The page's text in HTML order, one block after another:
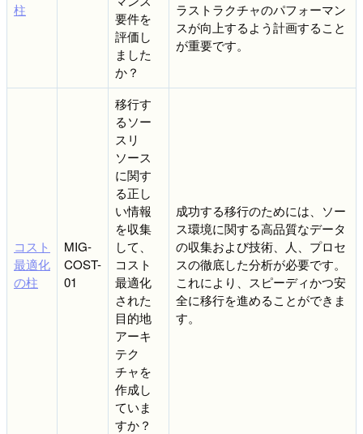
柱
要件を
評価し
ました
か？
ラストラクチャのパフォーマン
スが向上するよう計画すること
が重要です。
コスト
最適化
の柱
MIG-
COST-
01
移行す
るソー
スリ
ソース
に関す
る正し
い情報
を収集
して、
コスト
最適化
された
目的地
アーキ
テク
チャを
作成し
ていま
すか？
成功する移行のためには、ソー
ス環境に関する高品質なデータ
の収集および技術、人、プロセ
スの徹底した分析が必要です。
これにより、スピーディかつ安
全に移行を進めることができま
す。